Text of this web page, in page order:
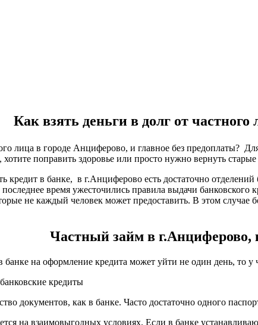
Как взять деньги в долг от
лица в городе Анциферово, и главное без предоплаты?
поправить здоровье или просто нужно вернуть
кредит в банке, в г.Анциферово есть достаточно
время ужесточились правила выдачи банковского
не каждый человек может предоставить. В этом случае
Частный займ в г.Анциферово,
на оформление кредита может уйти не один день, то
кредиты
документов, как в банке. Часто достаточно одного
на взаимовыгодных условиях. Если в банке